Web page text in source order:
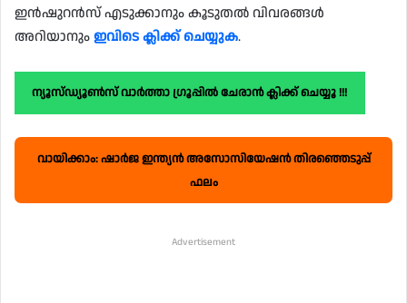
ഇൻഷുറൻസ് എടുക്കാനും കൂടുതൽ വിവരങ്ങൾ
അറിയാനുംഇവിടെ ക്ലിക്ക് ചെയ്യുക.
ന്യൂസ്ഡ്യൂൺസ് വാർത്താ ഗ്രൂപ്പിൽ ചേരാൻ ക്ലിക്ക് ചെയ്യൂ !!!
വായിക്കാം: ഷാർജ ഇന്ത്യൻ അസോസിയേഷൻ തിരഞ്ഞെടുപ്പ്
ഫലം
Advertisement